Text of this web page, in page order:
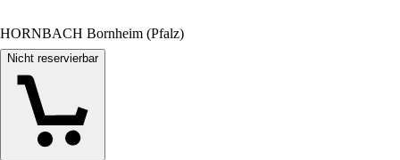
HORNBACH Bornheim (Pfalz)
Nicht reservierbar